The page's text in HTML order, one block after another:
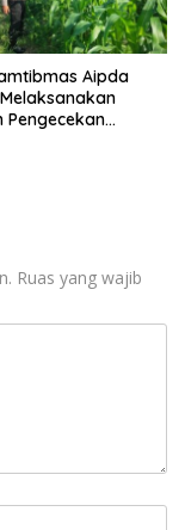
Aipda
Pengecekan
Ruas yang wajib